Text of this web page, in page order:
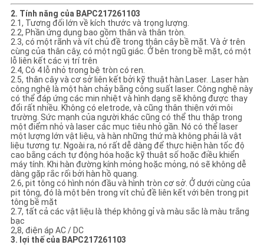
2. Tính năng của BAPC217261103
2.1, Tương đối lớn về kích thước và trọng lượng.
2.2, Phần ứng dụng bao gồm thân và thân tròn.
2.3, có một rãnh và vít chủ đề trong thân cây bề mặt. Và ở trên
cùng của thân cây, có một ngũ giác. Ở bên trong bề mặt, có một
lỗ liên kết các vị trí trên
2.4, Có 4 lỗ nhỏ trong bệ tròn có ren.
2.5, thân cây và cơ sở liên kết bởi kỹ thuật hàn Laser. .Laser hàn
công nghệ là một hàn chảy bằng công suất laser. Công nghệ này
có thể đáp ứng các min nhiệt và hình dạng sẽ không được thay
đổi rất nhiều. Không có eletrode, và cũng thân thiện với môi
trường. Sức mạnh của người khác cũng có thể thu thập trong
một điểm nhỏ và laser các mục tiêu nhỏ gần. Nó có thể laser
một lượng lớn vật liệu, và hàn những thứ mà không phải là vật
liệu tương tự. Ngoài ra, nó rất dễ dàng để thực hiện hàn tốc độ
cao bằng cách tự động hóa hoặc kỹ thuật số hoặc điều khiển
máy tính. Khi hàn đường kính mỏng hoặc mỏng, nó sẽ không dễ
dàng gặp rắc rối bởi hàn hồ quang.
2.6, pit tông có hình nón đầu và hình tròn cơ sở. Ở dưới cùng của
pit tông, đó là một bên trong vít chủ đề liên kết với bên trong pit
tông bề mặt
2.7, tất cả các vật liệu là thép không gỉ và màu sắc là màu trắng
bạc
2,8, điện áp AC / DC
3. lợi thế của BAPC217261103